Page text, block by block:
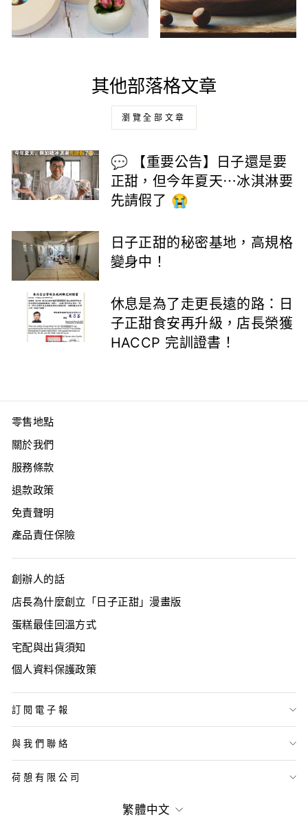
其他部落格文章
瀏覽全部文章
💬 【重要公告】日子還是要
正甜，但今年夏天⋯冰淇淋要
先請假了 😭
日子正甜的秘密基地，高規格
變身中！
休息是為了走更長遠的路：日
子正甜食安再升級，店長榮獲
HACCP 完訓證書！
零售地點
關於我們
服務條款
退款政策
免責聲明
產品責任保險
創辦人的話
店長為什麼創立「日子正甜」漫畫版
蛋糕最佳回溫方式
宅配與出貨須知
個人資料保護政策
訂閱電子報
與我們聯絡
荷憩有限公司
語
繁體中文